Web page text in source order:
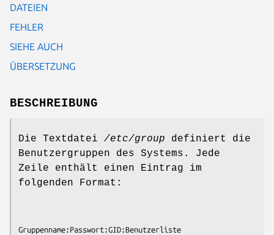
DATEIEN
FEHLER
SIEHE AUCH
ÜBERSETZUNG
BESCHREIBUNG
Die Textdatei /etc/group definiert die
Benutzergruppen des Systems. Jede
Zeile enthält einen Eintrag im
folgenden Format: